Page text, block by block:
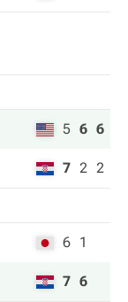
5 6 6
7 2 2
6 1
7 6